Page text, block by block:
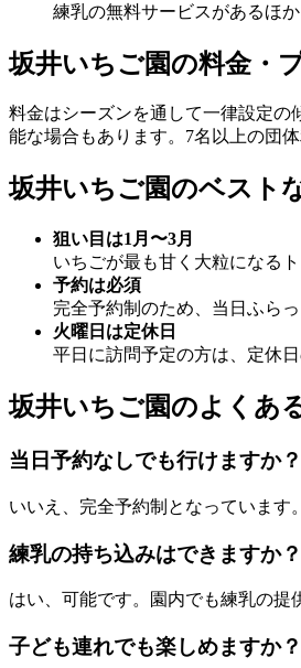
練乳の無料サービスがあるほ
坂井いちご園の料金・
料金はシーズンを通して一律設定の
能な場合もあります。7名以上の団
坂井いちご園のベスト
狙い目は1月〜3月
いちごが最も甘く大粒になる
予約は必須
完全予約制のため、当日ふら
火曜日は定休日
平日に訪問予定の方は、定休
坂井いちご園のよくあ
当日予約なしでも行けますか？
いいえ、完全予約制となっています
練乳の持ち込みはできますか？
はい、可能です。園内でも練乳の提
子ども連れでも楽しめますか？